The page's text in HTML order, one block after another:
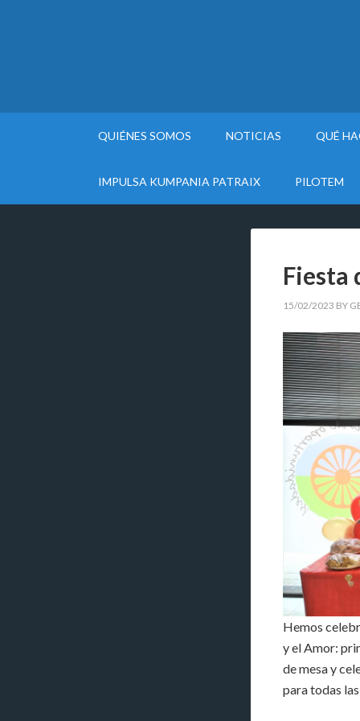
QUIÉNES SOMOS NOTICIAS QUÉ
IMPULSA KUMPANIA PATRAIX PILOTEM
Fiesta
15/02/2023 BY
Hemos
y el Amor:
de mesa y
para todas